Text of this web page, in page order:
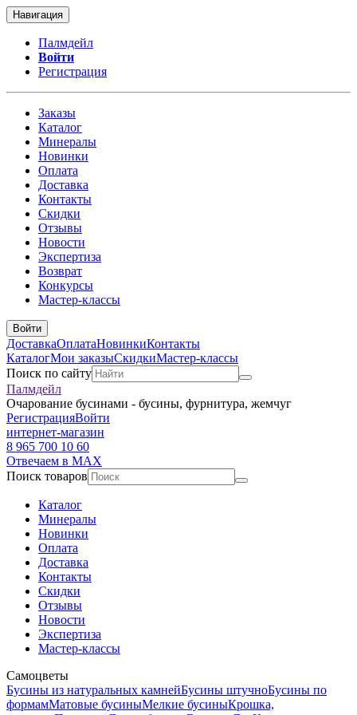
Навигация
Палмдейл
Войти
Регистрация
Заказы
Каталог
Минералы
Новинки
Оплата
Доставка
Контакты
Скидки
Отзывы
Новости
Экспертиза
Возврат
Конкурсы
Мастер-классы
Войти
ДоставкаОплатаНовинкиКонтакты
КаталогМои заказыСкидкиМастер-классы
Поиск по сайту
Палмдейл
Очарование бусинами - бусины, фурнитура, жемчуг
РегистрацияВойти
интернет-магазин
8 965 700 10 60
Отвечаем в MAX
Поиск товаров
Каталог
Минералы
Новинки
Оплата
Доставка
Контакты
Скидки
Отзывы
Новости
Экспертиза
Мастер-классы
Самоцветы
Бусины из натуральных камнейБусины штучноБусины по
формамМатовые бусиныМелкие бусиныКрошка,